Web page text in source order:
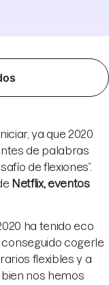
ya que 2020
de palabras
de flexiones”.
Netflix, eventos
ha tenido eco
conseguido cogerle
flexibles y a
nos hemos